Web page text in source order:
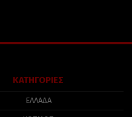
ΚΑΤΗΓΟΡΙΕΣ
ΕΛΛΑΔΑ